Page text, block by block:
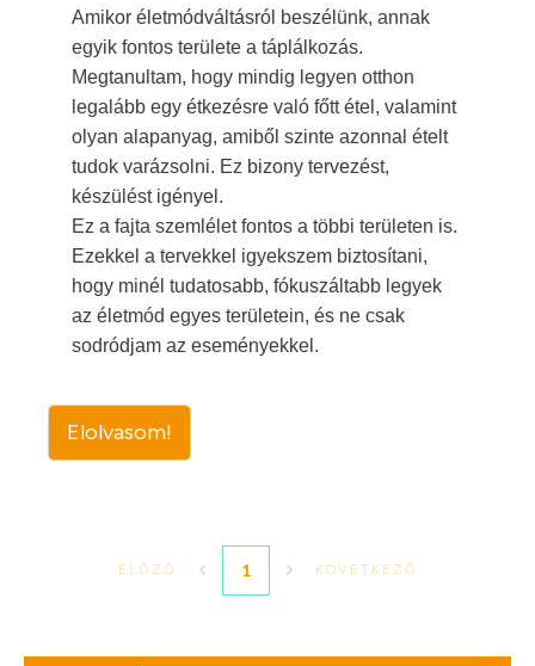
Amikor életmódváltásról beszélünk, annak
egyik fontos területe a táplálkozás.
Megtanultam, hogy mindig legyen otthon
legalább egy étkezésre való főtt étel, valamint
olyan alapanyag, amiből szinte azonnal ételt
tudok varázsolni. Ez bizony tervezést,
készülést igényel.
Ez a fajta szemlélet fontos a többi területen is.
Ezekkel a tervekkel igyekszem biztosítani,
hogy minél tudatosabb, fókuszáltabb legyek
az életmód egyes területein, és ne csak
sodródjam az eseményekkel.
Elolvasom!
ELŐZŐ 1 KÖVETKEZŐ